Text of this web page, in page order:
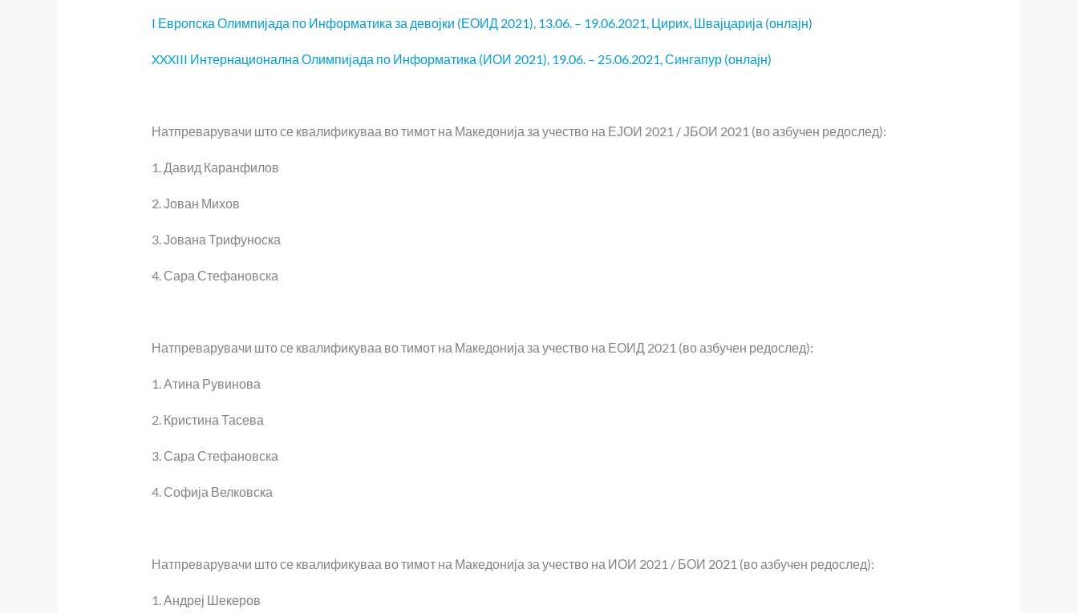
I Европска Олимпијада по Информатика за девојки (ЕОИД 2021), 13.06. – 19.06.2021, Цирих, Швајцарија (онлајн)
XXXIII Интернационална Олимпијада по Информатика (ИОИ 2021), 19.06. – 25.06.2021, Сингапур (онлајн)
Натпреварувачи што се квалификуваа во тимот на Македонија за учество на ЕЈОИ 2021 / ЈБОИ 2021 (во азбучен редослед):
1. Давид Каранфилов
2. Јован Михов
3. Јована Трифуноска
4. Сара Стефановска
Натпреварувачи што се квалификуваа во тимот на Македонија за учество на ЕОИД 2021 (во азбучен редослед):
1. Атина Рувинова
2. Кристина Тасева
3. Сара Стефановска
4. Софија Велковска
Натпреварувачи што се квалификуваа во тимот на Македонија за учество на ИОИ 2021 / БОИ 2021 (во азбучен редослед):
1. Андреј Шекеров